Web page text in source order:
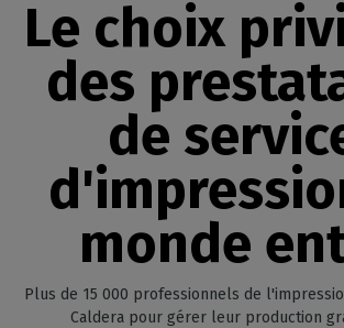
Le choix
des
de
monde
Plus de 15 000 professionnels de
Caldera pour gérer leur production